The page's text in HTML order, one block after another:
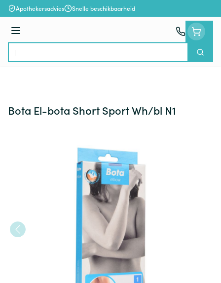
Ga naar de inhoud
Apothekersadvies Snelle beschikbaarheid
Menu
Product, merk, categorie...
Zoek
Bota El-bota Short Sport Wh/bl N1